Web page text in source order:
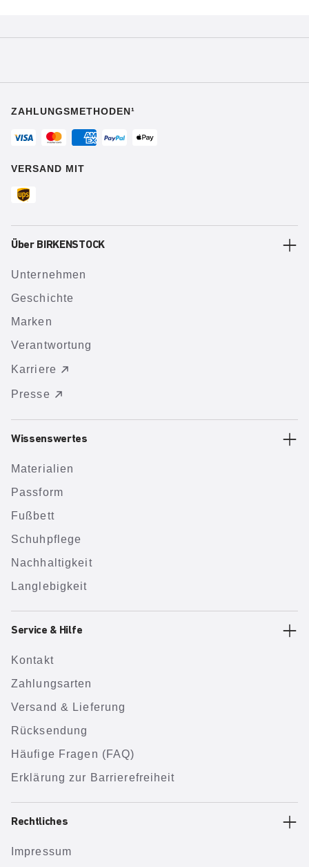
ZAHLUNGSMETHODEN¹
VERSAND MIT
Über BIRKENSTOCK
Unternehmen
Geschichte
Marken
Verantwortung
Karriere
Presse
Wissenswertes
Materialien
Passform
Fußbett
Schuhpflege
Nachhaltigkeit
Langlebigkeit
Service & Hilfe
Kontakt
Zahlungsarten
Versand & Lieferung
Rücksendung
Häufige Fragen (FAQ)
Erklärung zur Barrierefreiheit
Rechtliches
Impressum